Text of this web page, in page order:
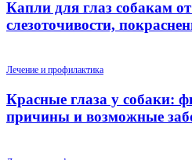
Капли для глаз собакам
слезоточивости,
Лечение и профилактика
Красные глаза у собаки:
причины и возможные